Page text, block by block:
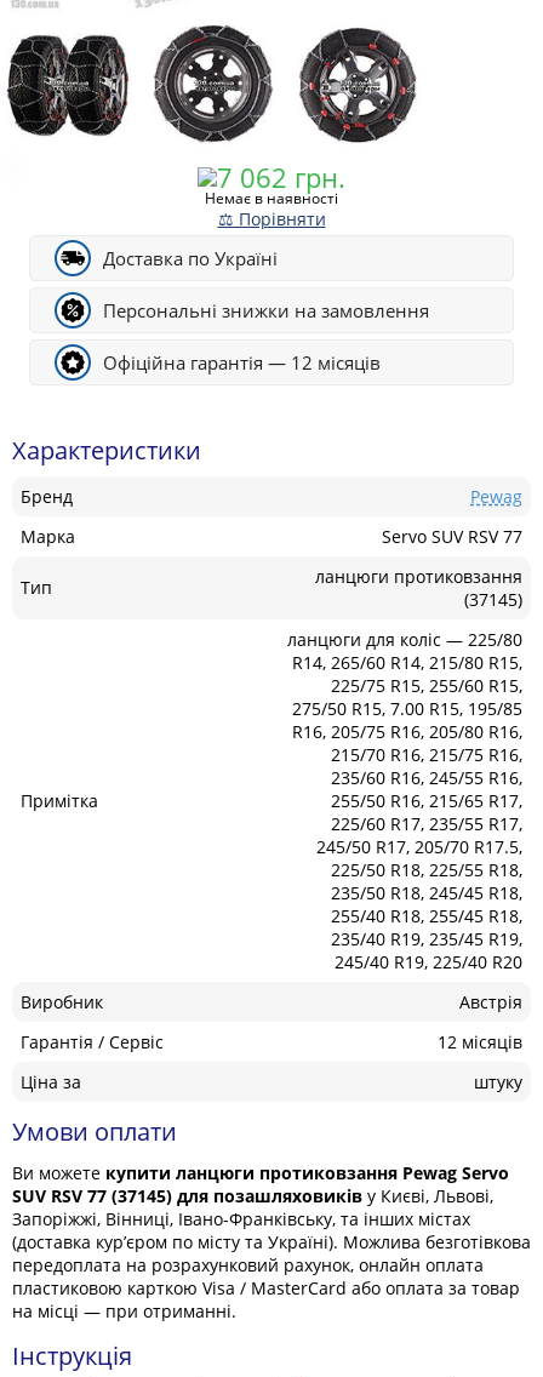
Немає в наявності
⚖ Порівняти
Доставка по Україні
Персональні знижки на замовлення
Офіційна гарантія — 12 місяців
Характеристики
Бренд
Pewag
Марка
Servo SUV RSV 77
Тип
ланцюги протиковзання
(37145)
Примітка
ланцюги для коліс — 225/80
R14, 265/60 R14, 215/80 R15,
225/75 R15, 255/60 R15,
275/50 R15, 7.00 R15, 195/85
R16, 205/75 R16, 205/80 R16,
215/70 R16, 215/75 R16,
235/60 R16, 245/55 R16,
255/50 R16, 215/65 R17,
225/60 R17, 235/55 R17,
245/50 R17, 205/70 R17.5,
225/50 R18, 225/55 R18,
235/50 R18, 245/45 R18,
255/40 R18, 255/45 R18,
235/40 R19, 235/45 R19,
245/40 R19, 225/40 R20
Виробник
Австрія
Гарантія / Сервіс
12 місяців
Ціна за
штуку
Умови оплати
Ви можете купити ланцюги протиковзання Pewag Servo
SUV RSV 77 (37145) для позашляховиків у Києві, Львові,
Запоріжжі, Вінниці, Івано-Франківську, та інших містах
(доставка кур’єром по місту та Україні). Можлива безготівкова
передоплата на розрахунковий рахунок, онлайн оплата
пластиковою карткою Visa / MasterCard або оплата за товар
на місці — при отриманні.
Інструкція